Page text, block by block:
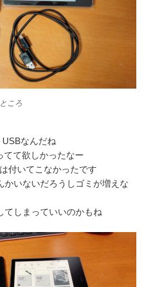
ころ
なんだね
てて欲しかったなー
付いてこなかったです
かいないだろうしゴミが増えな
てしまっていいのかもね